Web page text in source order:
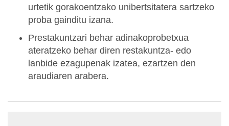
urtetik gorakoentzako unibertsitatera sartzeko
proba gainditu izana.
Prestakuntzari behar adinakoprobetxua
ateratzeko behar diren restakuntza- edo
lanbide ezagupenak izatea, ezartzen den
araudiaren arabera.